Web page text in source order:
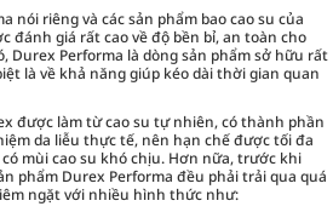
nói riêng và các sản phẩm bao cao su của
đánh giá rất cao về độ bền bỉ, an toàn cho
Durex Performa là dòng sản phẩm sở hữu rất
là về khả năng giúp kéo dài thời gian quan
được làm từ cao su tự nhiên, có thành phần
da liễu thực tế, nên hạn chế được tối đa
mùi cao su khó chịu. Hơn nữa, trước khi
phẩm Durex Performa đều phải trải qua quá
ngặt với nhiều hình thức như: